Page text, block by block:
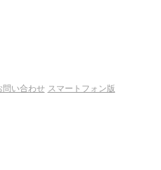
問い合わせ スマートフォン版